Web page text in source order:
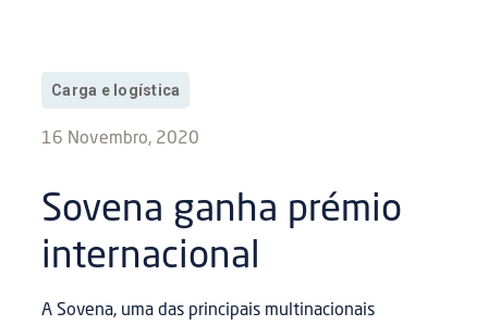
Carga e logística
16 Novembro, 2020
Sovena ganha prémio
internacional
A Sovena, uma das principais multinacionais